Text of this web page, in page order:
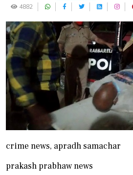
4882
crime news, apradh samachar
prakash prabhaw news